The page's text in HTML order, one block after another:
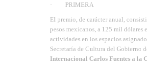
· PRIMERA
El premio, de carácter anual,
pesos mexicanos, a 125 mil dólares
actividades en los espacios
Secretaría de Cultura del Gobierno
Internacional Carlos Fuentes a la